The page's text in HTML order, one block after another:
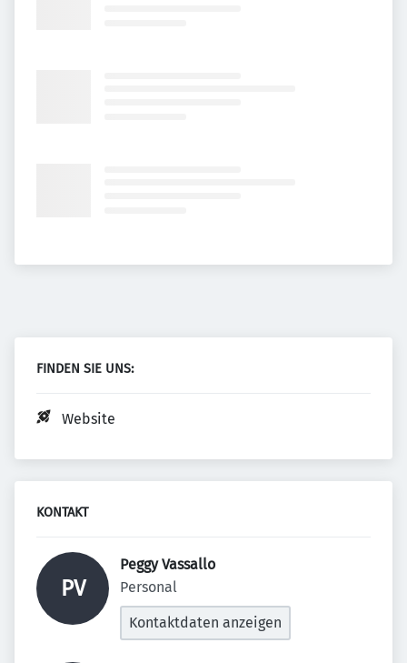
FINDEN SIE UNS:
Website
KONTAKT
PV
Peggy Vassallo
Personal
Kontaktdaten anzeigen